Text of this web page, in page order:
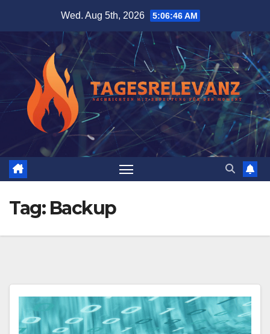
content
Wed. Aug 5th, 2026 5:06:47 AM
Tag: Backup